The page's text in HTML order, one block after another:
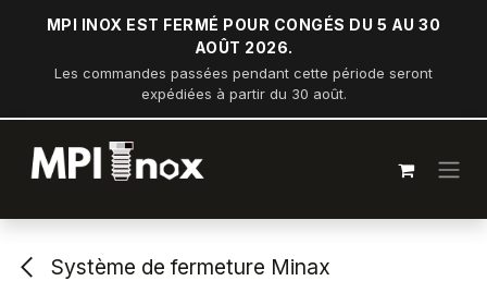
Se rendre au contenu
MPI INOX EST FERMÉ POUR CONGÉS DU 5 AU 30
AOÛT 2026.
Les commandes passées pendant cette période seront
expédiées à partir du 30 août.
Système de fermeture Minax